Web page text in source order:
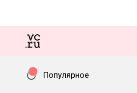
Популярное